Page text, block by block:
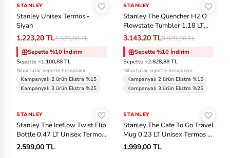
Tenis
Voleybol
ok
s
C
as
io
o
nv
er
se
-%20
STANLEY
Stanley Unisex Termos -
Siyah
1.223,20 TL1.529,00 TL
Sepette %10 İndirim
Sepette ~1.100,88 TL
Nihai tutar sepette hesaplanır.
Kampanyalı 2 ürün Ekstra %15
Kampanyalı 3 ürün Ekstra %25
-%20
STANLEY
Stanley The Quencher H2.O
Flowstate Tumbler 1.18 LT
Unisex Termos - Krem
3.143,20 TL3.929,00 TL
Sepette %10 İndirim
Sepette ~2.828,88 TL
Nihai tutar sepette hesaplanır.
Kampanyalı 2 ürün Ekstra %15
Kampanyalı 3 ürün Ekstra %25
STANLEY
Stanley The Iceflow Twist Flip
Bottle 0.47 LT Unisex Termos
- Sarı
2.599,00 TL
STANLEY
Stanley The Cafe To Go Travel
Mug 0.23 LT Unisex Termos -
Siyah
1.999,00 TL